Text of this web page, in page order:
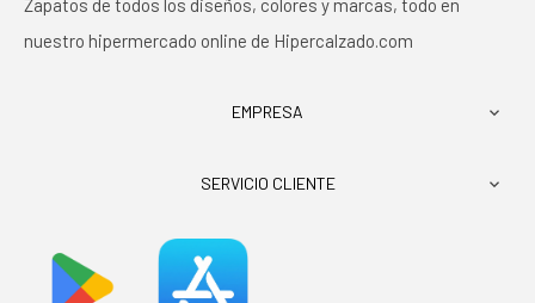
Zapatos de todos los diseños, colores y marcas, todo en
nuestro hipermercado online de Hipercalzado.com
EMPRESA 
SERVICIO CLIENTE 